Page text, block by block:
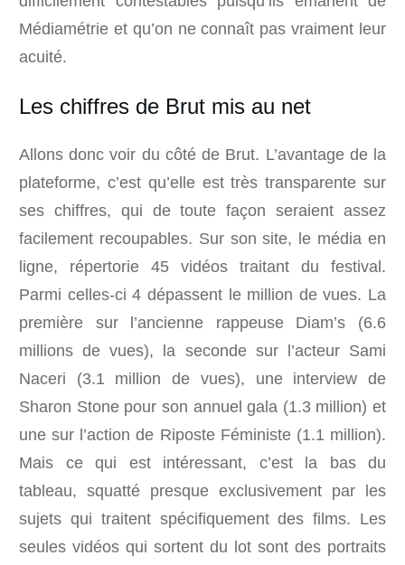
Médiamétrie et qu’on ne connaît pas vraiment leur
acuité.
Les chiffres de Brut mis au net
Allons donc voir du côté de Brut. L’avantage de la
plateforme, c’est qu’elle est très transparente sur
ses chiffres, qui de toute façon seraient assez
facilement recoupables. Sur son site, le média en
ligne, répertorie 45 vidéos traitant du festival.
Parmi celles-ci 4 dépassent le million de vues. La
première sur l’ancienne rappeuse Diam’s (6.6
millions de vues), la seconde sur l’acteur Sami
Naceri (3.1 million de vues), une interview de
Sharon Stone pour son annuel gala (1.3 million) et
une sur l’action de Riposte Féministe (1.1 million).
Mais ce qui est intéressant, c’est la bas du
tableau, squatté presque exclusivement par les
sujets qui traitent spécifiquement des films. Les
seules vidéos qui sortent du lot sont des portraits